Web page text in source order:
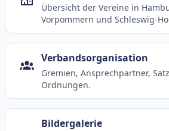
Übersicht der Vereine in
Vorpommern und Schleswig-
Verbandsorganisation
Gremien, Ansprechpartner,
Ordnungen.
Bildergalerie